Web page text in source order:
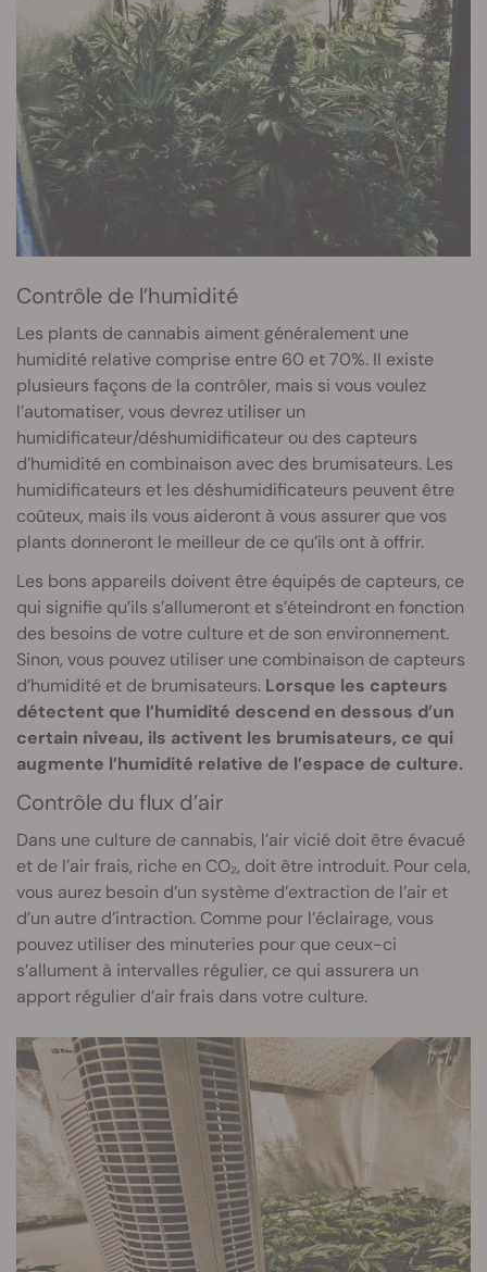
Contrôle de l’humidité
Les plants de cannabis aiment généralement une
humidité relative comprise entre 60 et 70%. Il existe
plusieurs façons de la contrôler, mais si vous voulez
l’automatiser, vous devrez utiliser un
humidificateur/déshumidificateur ou des capteurs
d’humidité en combinaison avec des brumisateurs. Les
humidificateurs et les déshumidificateurs peuvent être
coûteux, mais ils vous aideront à vous assurer que vos
plants donneront le meilleur de ce qu’ils ont à offrir.
Les bons appareils doivent être équipés de capteurs, ce
qui signifie qu’ils s’allumeront et s’éteindront en fonction
des besoins de votre culture et de son environnement.
Sinon, vous pouvez utiliser une combinaison de capteurs
d’humidité et de brumisateurs. Lorsque les capteurs
détectent que l’humidité descend en dessous d’un
certain niveau, ils activent les brumisateurs, ce qui
augmente l’humidité relative de l’espace de culture.
Contrôle du flux d’air
Dans une culture de cannabis, l’air vicié doit être évacué
et de l’air frais, riche en CO₂, doit être introduit. Pour cela,
vous aurez besoin d’un système d’extraction de l’air et
d’un autre d’intraction. Comme pour l’éclairage, vous
pouvez utiliser des minuteries pour que ceux-ci
s’allument à intervalles régulier, ce qui assurera un
apport régulier d’air frais dans votre culture.